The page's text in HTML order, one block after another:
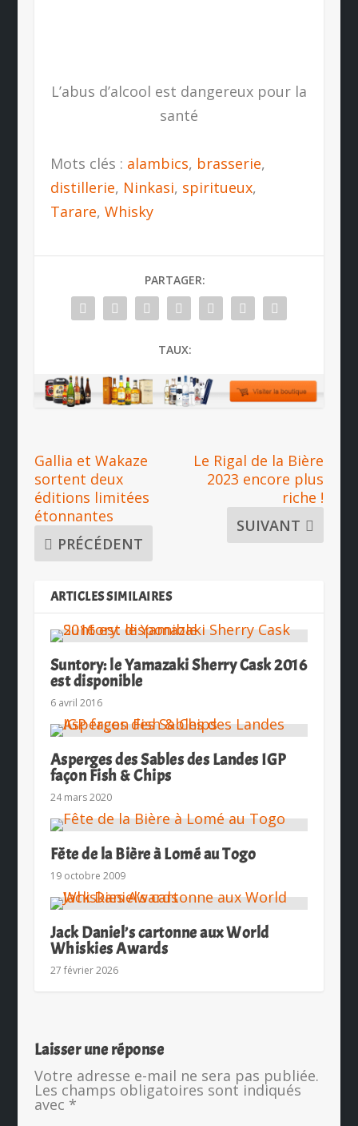
L’abus d’alcool est dangereux pour la
santé
Mots clés : alambics, brasserie,
distillerie, Ninkasi, spiritueux,
Tarare, Whisky
PARTAGER:
TAUX:
Gallia et Wakaze
sortent deux
éditions limitées
étonnantes
PRÉCÉDENT
Le Rigal de la Bière
2023 encore plus
riche !
SUIVANT
ARTICLES SIMILAIRES
Suntory: le Yamazaki Sherry Cask 2016
est disponible
6 avril 2016
Asperges des Sables des Landes IGP
façon Fish & Chips
24 mars 2020
Fête de la Bière à Lomé au Togo
19 octobre 2009
Jack Daniel’s cartonne aux World
Whiskies Awards
27 février 2026
Laisser une réponse
Votre adresse e-mail ne sera pas publiée.
Les champs obligatoires sont indiqués
avec *